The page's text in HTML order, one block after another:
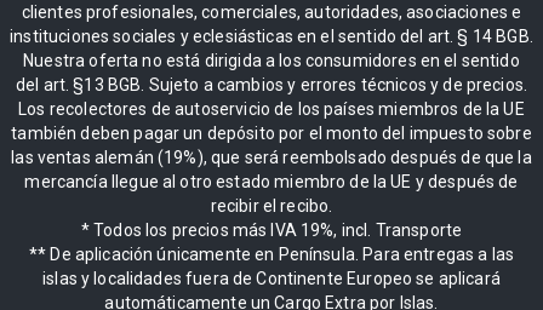
clientes profesionales, comerciales, autoridades, asociaciones e
instituciones sociales y eclesiásticas en el sentido del art. § 14 BGB.
Nuestra oferta no está dirigida a los consumidores en el sentido
del art. §13 BGB. Sujeto a cambios y errores técnicos y de precios.
Los recolectores de autoservicio de los países miembros de la UE
también deben pagar un depósito por el monto del impuesto sobre
las ventas alemán (19%), que será reembolsado después de que la
mercancía llegue al otro estado miembro de la UE y después de
recibir el recibo.
* Todos los precios más IVA 19%, incl. Transporte
** De aplicación únicamente en Península. Para entregas a las
islas y localidades fuera de Continente Europeo se aplicará
automáticamente un Cargo Extra por Islas.